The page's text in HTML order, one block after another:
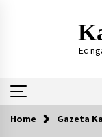
Ec
Te rejat
Home Gazeta